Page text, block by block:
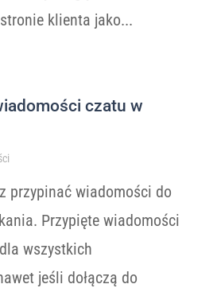
klienta jako...
czatu w
przypinać wiadomości do
Przypięte wiadomości
wszystkich
jeśli dołączą do